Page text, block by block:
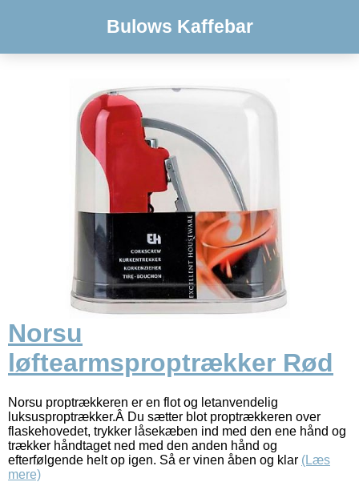
Bulows Kaffebar
Norsu
løftearmsproptrækker Rød
Norsu proptrækkeren er en flot og letanvendelig
luksusproptrækker.Â Du sætter blot proptrækkeren over
flaskehovedet, trykker låsekæben ind med den ene hånd og
trækker håndtaget ned med den anden hånd og
efterfølgende helt op igen. Så er vinen åben og klar (Læs
mere)